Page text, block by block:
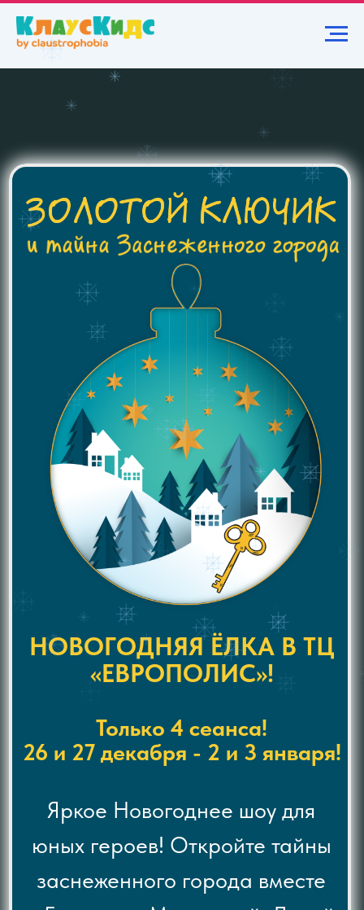
Яркое Новогоднее шоу для
юных героев! Откройте тайны
заснеженного города вместе
с Буратино, Мальвиной, Лисой
Алисой и другими любимыми
🎄 Билеты на Ёлку 🎄
Только 4 сеанса!
26 и 27 декабря - 2 и 3 января!
НОВОГОДНЯЯ ЁЛКА В ТЦ
«ЕВРОПОЛИС»!